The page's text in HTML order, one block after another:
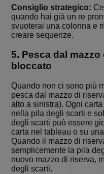
Consiglio strategico:
quando hai già un re
svuoterai una colonna e
creare sequenze.
5. Pesca dal
bloccato
Quando non ci sono più
pesca dal mazzo di
alto a sinistra). Ogni
nella pila degli scarti e
degli scarti può essere
carta nel tableau o su
Quando il mazzo di
semplicemente la pila
nuovo mazzo di riserva,
degli scarti.
BlissOptsNew
BlissLP
BlissTemp